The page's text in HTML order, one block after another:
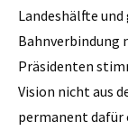
Landeshälfte
Bahnverbindung
Präsidenten
Vision nicht aus
permanent dafür